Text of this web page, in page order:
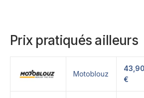
Prix pratiqués ailleurs
Motoblouz
43,90
€